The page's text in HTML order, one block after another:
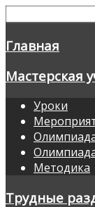
Главная
Мастерская
Уроки
Методика
Трудные